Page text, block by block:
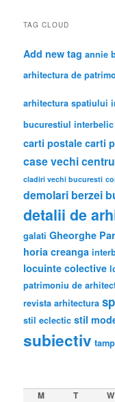
TAG CLOUD
Add new tag annie
arhitectura de
arhitectura spatiului
bucurestiul interbelic
carti postale carti
case vechicentru
cladiri vechi bucuresti
demolari berzei
detalii de
galati Gheorghe
horia creanga
locuinte colective
patrimoniu de
revista arhitectura
stil eclectic stil
subiectiv
M T W